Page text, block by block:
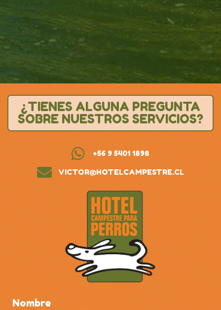
¿TIENES ALGUNA PREGUNTA
SOBRE NUESTROS SERVICIOS?
+56 9 5401 1898
VICTOR@HOTELCAMPESTRE.CL
Nombre